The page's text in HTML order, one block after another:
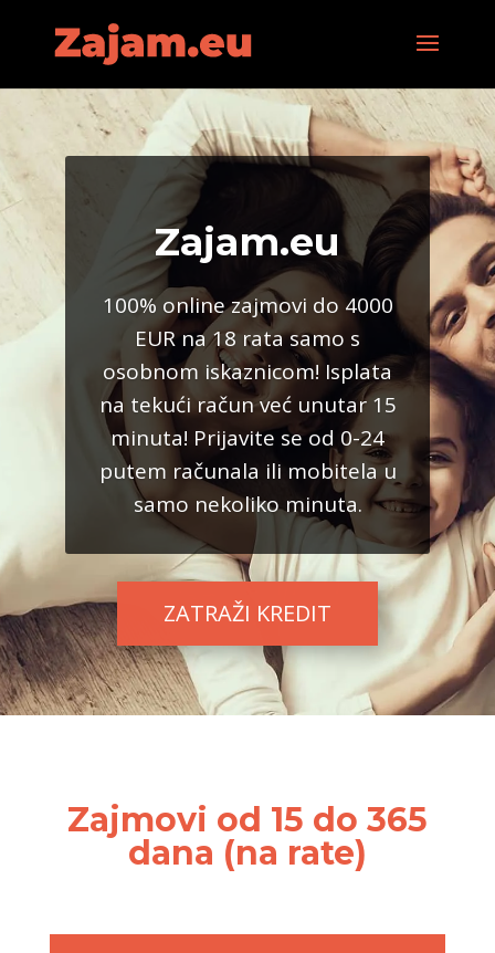
Zajam.eu
100% online zajmovi do 4000
EUR na 18 rata samo s
osobnom iskaznicom! Isplata
na tekući račun već unutar 15
minuta! Prijavite se od 0-24
putem računala ili mobitela u
samo nekoliko minuta.
ZATRAŽI KREDIT
Zajmovi od 15 do 365
dana (na rate)